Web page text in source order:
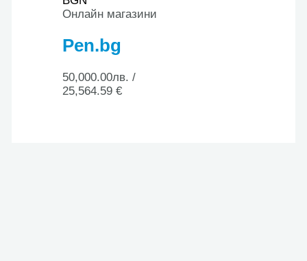
Онлайн магазини
Pen.bg
50,000.00лв. /
25,564.59 €